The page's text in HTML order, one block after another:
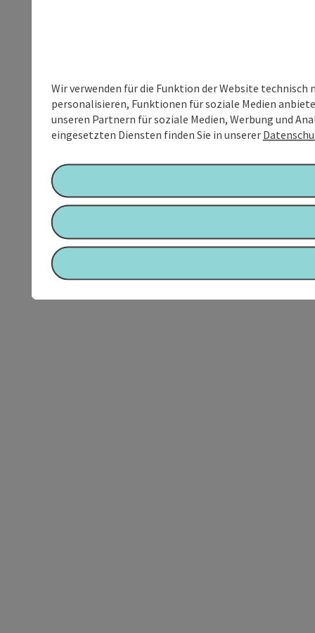
Wir verwenden für die Funktion der Website
personalisieren, Funktionen für soziale Medien
unseren Partnern für soziale Medien, Werbung und
eingesetzten Diensten finden Sie in unserer